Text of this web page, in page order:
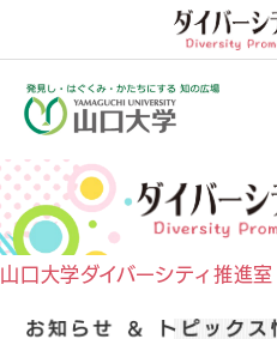
山口大学ダイバーシティ推進室